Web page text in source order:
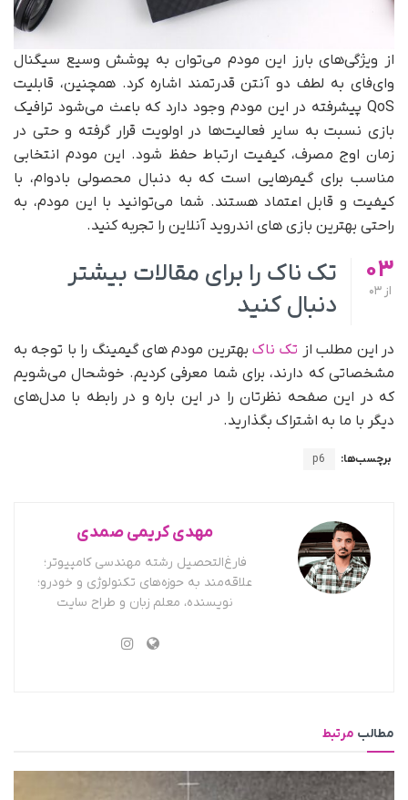
از ویژگی‌های بارز این مودم می‌توان به پوشش وسیع سیگنال
وای‌فای به لطف دو آنتن قدرتمند اشاره کرد. همچنین، قابلیت
QoS پیشرفته در این مودم وجود دارد که باعث می‌شود ترافیک
بازی نسبت به سایر فعالیت‌ها در اولویت قرار گرفته و حتی در
زمان اوج مصرف، کیفیت ارتباط حفظ شود. این مودم انتخابی
مناسب برای گیمرهایی است که به دنبال محصولی بادوام، با
کیفیت و قابل اعتماد هستند. شما می‌توانید با این مودم، به
راحتی بهترین بازی های اندروید آنلاین را تجربه کنید.
03
از 03
تک ناک را برای مقالات بیشتر
دنبال کنید
در این مطلب از تک ناکبهترین مودم های گیمینگ را با توجه به
مشخصاتی که دارند، برای شما معرفی کردیم. خوشحال می‌شویم
که در این صفحه نظرتان را در این باره و در رابطه با مدل‌های
دیگر با ما به اشتراک بگذارید.
برچسب‌ها: p6
مهدی کریمی صمدی
فارغ‌التحصیل رشته مهندسی کامپیوتر؛
علاقه‌مند به حوزه‌های تکنولوژی و خودرو؛
نویسنده، معلم زبان و طراح سایت
مطالب مرتبط